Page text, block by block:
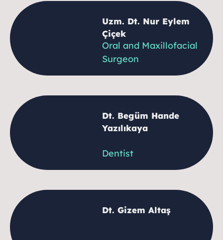
Uzm. Dt. Nur Eylem
Çiçek
Oral and Maxillofacial
Surgeon
Dt. Begüm Hande
Yazılıkaya
Dentist
Dt. Gizem Altaş